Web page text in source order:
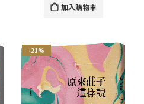
加入購物車
-21%